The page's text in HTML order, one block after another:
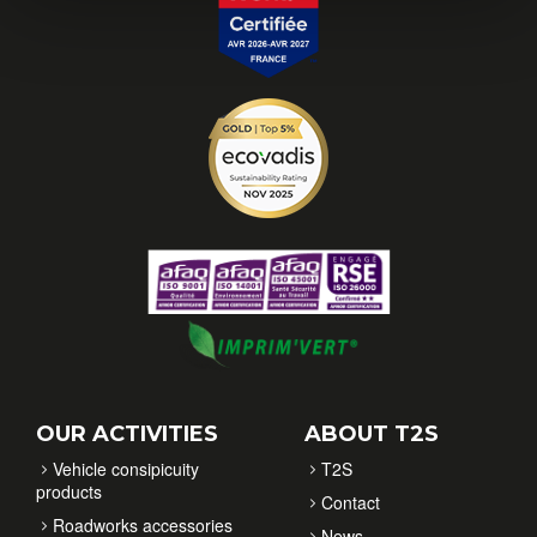
OUR ACTIVITIES
Vehicle consipicuity
products
Roadworks accessories
ABOUT T2S
T2S
Contact